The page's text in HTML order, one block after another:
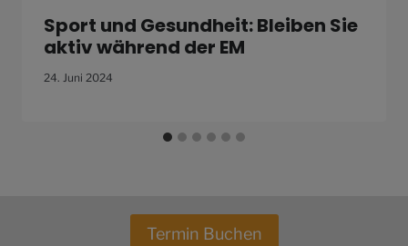
Sport und Gesundheit: Bleiben Sie
aktiv während der EM
24. Juni 2024
Termin Buchen